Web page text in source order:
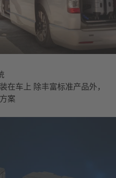
在车上 除丰富标准产品外，
案